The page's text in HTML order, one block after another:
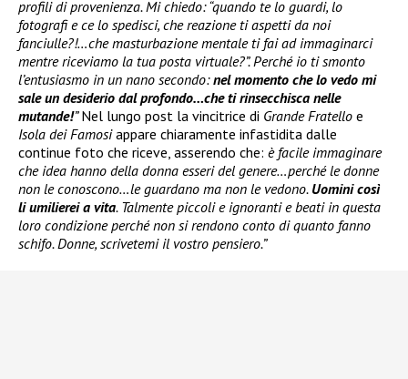
profili di provenienza. Mi chiedo: “quando te lo guardi, lo
fotografi e ce lo spedisci, che reazione ti aspetti da noi
fanciulle?!…che masturbazione mentale ti fai ad immaginarci
mentre riceviamo la tua posta virtuale?”. Perché io ti smonto
l’entusiasmo in un nano secondo:nel momento che lo vedo mi
sale un desiderio dal profondo…che ti rinsecchisca nelle
mutande!”Nel lungo post la vincitrice di Grande Fratello e
Isola dei Famosiappare chiaramente infastidita dalle
continue foto che riceve, asserendo che: è facile immaginare
che idea hanno della donna esseri del genere…perché le donne
non le conoscono…le guardano ma non le vedono. Uomini così
li umilierei a vita. Talmente piccoli e ignoranti e beati in questa
loro condizione perché non si rendono conto di quanto fanno
schifo. Donne, scrivetemi il vostro pensiero.”